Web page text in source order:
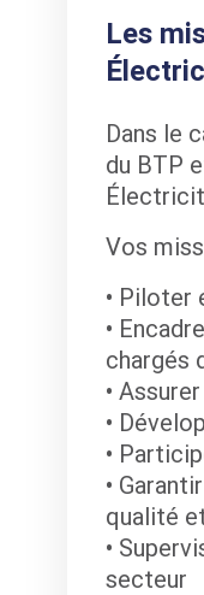
Les
Dans le
du BTP
Vos
• Piloter
•
chargés
•
•
•
•
qualité
•
secteur